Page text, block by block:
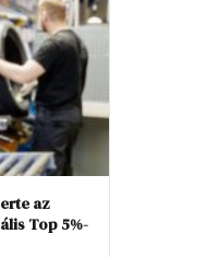
az
Top 5%-